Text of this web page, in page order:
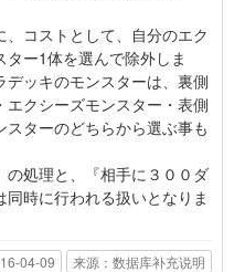
、コストとして、自分のエク
ー1体を選んで除外しま
ッキのモンスターは、裏側
クシーズモンスター・表側
ターのどちらから選ぶ事も
の処理と、『相手に３００ダ
同時に行われる扱いとなりま
04-09 来源：数据库补充说明